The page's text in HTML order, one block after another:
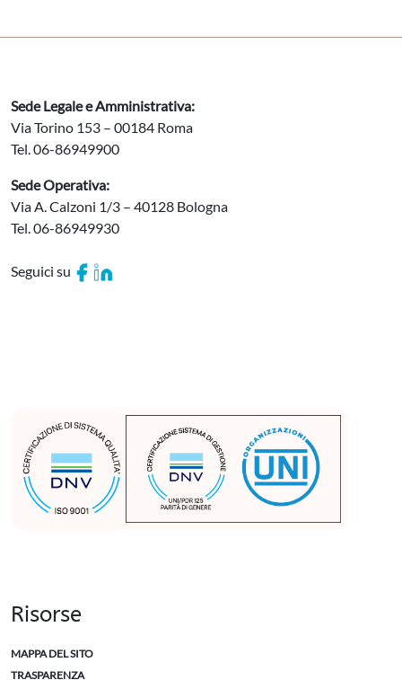
Sede Legale e Amministrativa:
Via Torino 153 – 00184 Roma
Tel. 06-86949900
Sede Operativa:
Via A. Calzoni 1/3 – 40128 Bologna
Tel. 06-86949930
Seguici su
Risorse
MAPPA DEL SITO
TRASPARENZA